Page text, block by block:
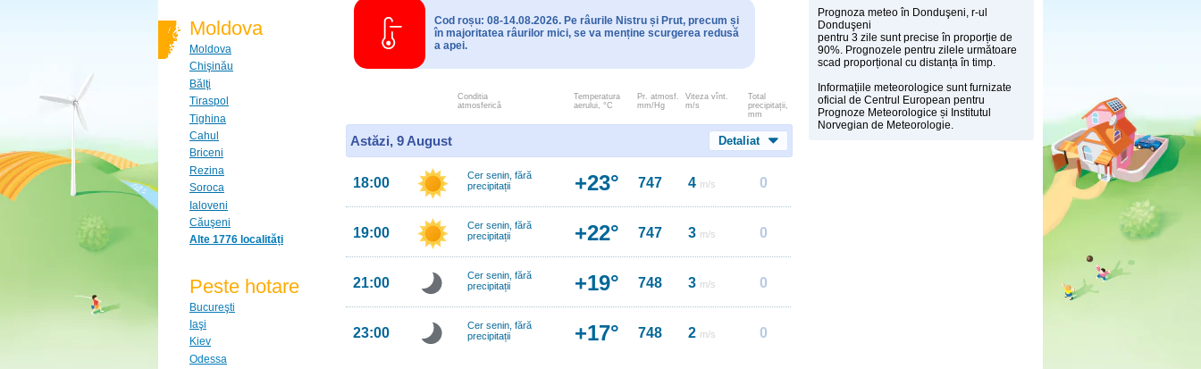
Moldova
Moldova
Chişinău
Bălţi
Tiraspol
Tighina
Cahul
Briceni
Rezina
Soroca
Ialoveni
Căuşeni
Alte 1776 localități
Peste hotare
Bucureşti
Iaşi
Kiev
Odessa
Cod roșu: 08-14.08.2026. Pe râurile Nistru și Prut, precum și
în majoritatea râurilor mici, se va menține scurgerea redusă
a apei.
Conditia
atmosferică
Temperatura
aerului, °C
Pr. atmosf.
mm/Hg
Viteza vînt.
m/s
Total
precipitații,
mm
Astăzi, 9 August Detaliat
18:00
Cer senin, fără
precipitații
+23° 747 4 m/s 0
19:00
Cer senin, fără
precipitații
+22° 747 3 m/s 0
21:00
Cer senin, fără
precipitații
+19° 748 3 m/s 0
23:00
Cer senin, fără
precipitații
+17° 748 2 m/s 0
Prognoza meteo în Donduşeni, r-ul
Donduşeni
pentru 3 zile sunt precise în proporție de
90%. Prognozele pentru zilele următoare
scad proporțional cu distanța în timp.
Informațiile meteorologice sunt furnizate
oficial de Centrul European pentru
Prognoze Meteorologice și Institutul
Norvegian de Meteorologie.